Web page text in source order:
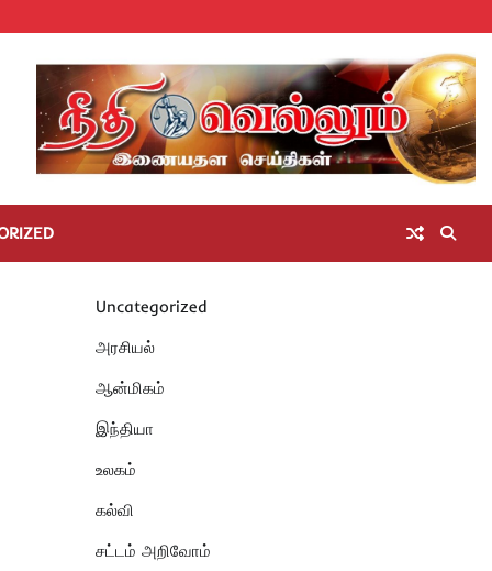
Homeசெய்திகள்
தமிழ்நாடுமாவட்டச்செய்திகள்
அரசியல்ஆன்மிகம்
சட்டம்
அறிவோம்
சினிமா
Uncategorized
அரசியல்
ஆன்மிகம்
இந்தியா
உலகம்
கல்வி
சட்டம் அறிவோம்